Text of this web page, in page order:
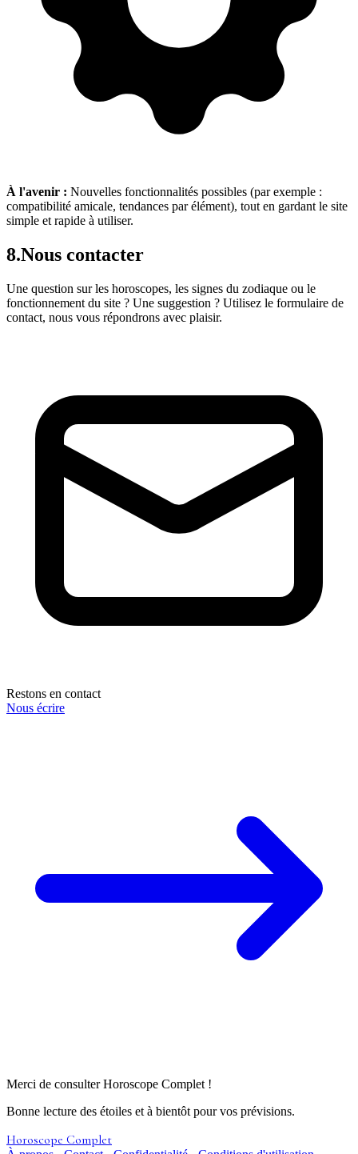
À l'avenir : Nouvelles fonctionnalités possibles (par exemple :
compatibilité amicale, tendances par élément), tout en gardant le site
simple et rapide à utiliser.
8.Nous contacter
Une question sur les horoscopes, les signes du zodiaque ou le
fonctionnement du site ? Une suggestion ? Utilisez le formulaire de
contact, nous vous répondrons avec plaisir.
Restons en contact
Nous écrire
Merci de consulter Horoscope Complet !
Bonne lecture des étoiles et à bientôt pour vos prévisions.
Horoscope Complet